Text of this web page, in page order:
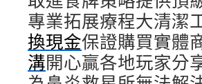
專業拓展療程大清潔
換現金保證購買實體
溝開心贏各地玩家分